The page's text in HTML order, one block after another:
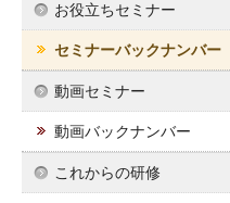
お役立ちセミナー
セミナーバックナンバー
動画セミナー
動画バックナンバー
これからの研修